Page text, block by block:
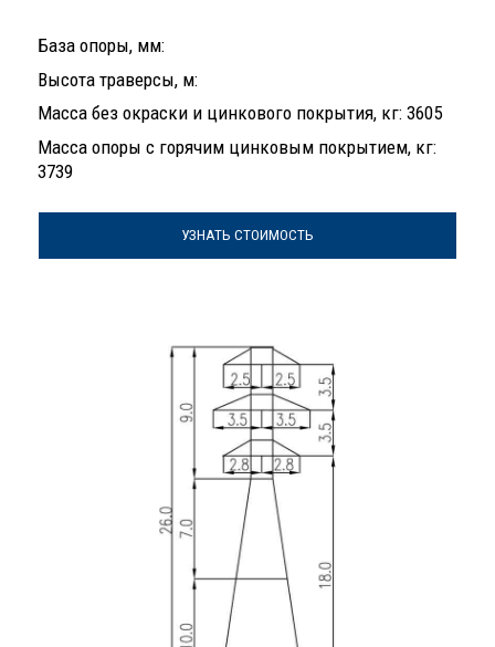
База опоры, мм:
Высота траверсы, м:
Масса без окраски и цинкового покрытия, кг: 3605
Масса опоры с горячим цинковым покрытием, кг:
3739
УЗНАТЬ СТОИМОСТЬ